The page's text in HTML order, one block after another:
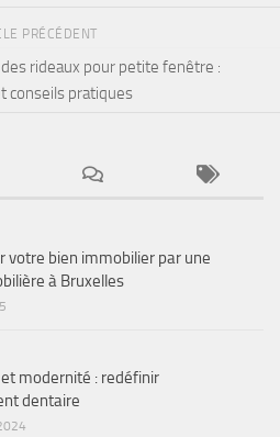
PRÉCÉDENT
rideaux pour petite fenêtre :
conseils pratiques
votre bien immobilier par une
à Bruxelles
modernité : redéfinir
dentaire